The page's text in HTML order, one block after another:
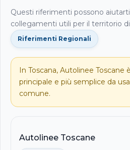
Questi riferimenti possono
collegamenti utili per il territorio
Riferimenti Regionali
In Toscana, Autolinee Toscane
principale e più semplice da
comune.
Autolinee Toscane